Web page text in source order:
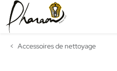
Accessoires de nettoyage